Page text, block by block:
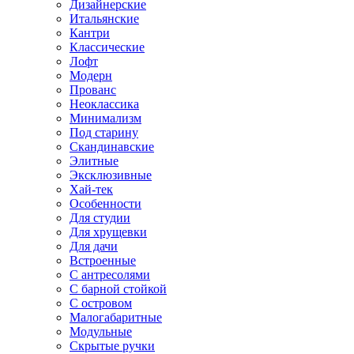
Дизайнерские
Итальянские
Кантри
Классические
Лофт
Модерн
Прованс
Неоклассика
Минимализм
Под старину
Скандинавские
Элитные
Эксклюзивные
Хай-тек
Особенности
Для студии
Для хрущевки
Для дачи
Встроенные
С антресолями
С барной стойкой
С островом
Малогабаритные
Модульные
Скрытые ручки